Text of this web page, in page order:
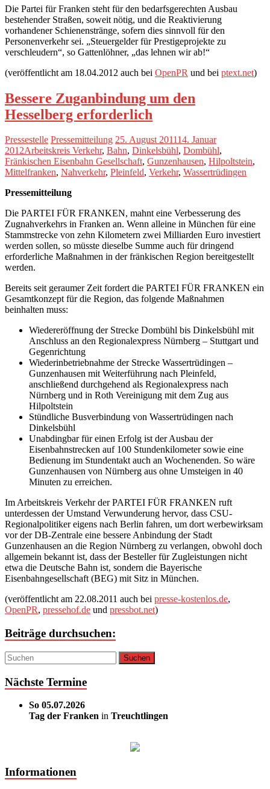
Die Partei für Franken steht für den bedarfsgerechten Ausbau
bestehender Straßen, soweit nötig, und die Reaktivierung
vorhandener Schienenstränge, sofern dies sinnvoll für den
Personenverkehr sei. „Steuergelder für Prestigeprojekte zu
verschleudern“, so Gattenlöhner, „das lehnen wir ab!“
(veröffentlicht am 18.04.2012 auch bei OpenPR und bei ptext.net)
Bessere Zuganbindung um den
Hesselberg erforderlich
Pressestelle Pressemitteilung 25. August 201114. Januar
2012Arbeitskreis Verkehr, Bahn, Dinkelsbühl, Dombühl,
Fränkischen Eisenbahn Gesellschaft, Gunzenhausen, Hilpoltstein,
Mittelfranken, Nahverkehr, Pleinfeld, Verkehr, Wassertrüdingen
Pressemitteilung
Die PARTEI FÜR FRANKEN, mahnt eine Verbesserung des
Zugnahverkehrs in Franken an. Wenn alleine in München für eine
Stammstrecke von zehn Kilometern zwei Milliarden Euro investiert
werden sollen, so müsste dieselbe Summe auch für dringend
erforderliche Maßnahmen in der fränkischen Region bereitgestellt
werden.
Bereits seit geraumer Zeit fordert die PARTEI FÜR FRANKEN ein
Gesamtkonzept für die Region, das folgende Maßnahmen
beinhalten muss:
Wiedereröffnung der Strecke Dombühl bis Dinkelsbühl mit
Anschluss an den Regionalexpress Nürnberg – Stuttgart und
Gegenrichtung
Wiederinbetriebnahme der Strecke Wassertrüdingen –
Gunzenhausen mit Weiterführung nach Pleinfeld,
anschließend durchgehend als Regionalexpress nach
Nürnberg und in Roth Vereinigung mit dem Zug aus
Hilpoltstein
Stündliche Busverbindung von Wassertrüdingen nach
Dinkelsbühl
Unabdingbar für einen Erfolg ist der Ausbau der
Eisenbahnstrecken auf 100 Stundenkilometer sowie eine
Bedienung im Stundentakt auch an Wochenenden. So wäre
Gunzenhausen von Nürnberg aus ohne Umsteigen in 40
Minuten zu erreichen.
Im Arbeitskreis Verkehr der PARTEI FÜR FRANKEN ruft
unterdessen der Umstand Verwunderung hervor, dass CSU-
Regionalpolitiker eigens nach Berlin fahren, um dort werbewirksam
vor der DB-Zentrale eine bessere Anbindung der Stadt
Gunzenhausen an die Region Nürnberg zu verlangen, obwohl doch
allgemein bekannt ist, dass der Besteller für Zugleistungen nicht
etwa die Deutsche Bahn ist, sondern die Bayerische
Eisenbahngesellschaft (BEG) mit Sitz in München.
(veröffentlicht am 22.08.2011 auch bei presse-kostenlos.de,
OpenPR, pressehof.de und pressbot.net)
Beiträge durchsuchen:
Nächste Termine
So 05.07.2026
Tag der Franken in Treuchtlingen
Informationen